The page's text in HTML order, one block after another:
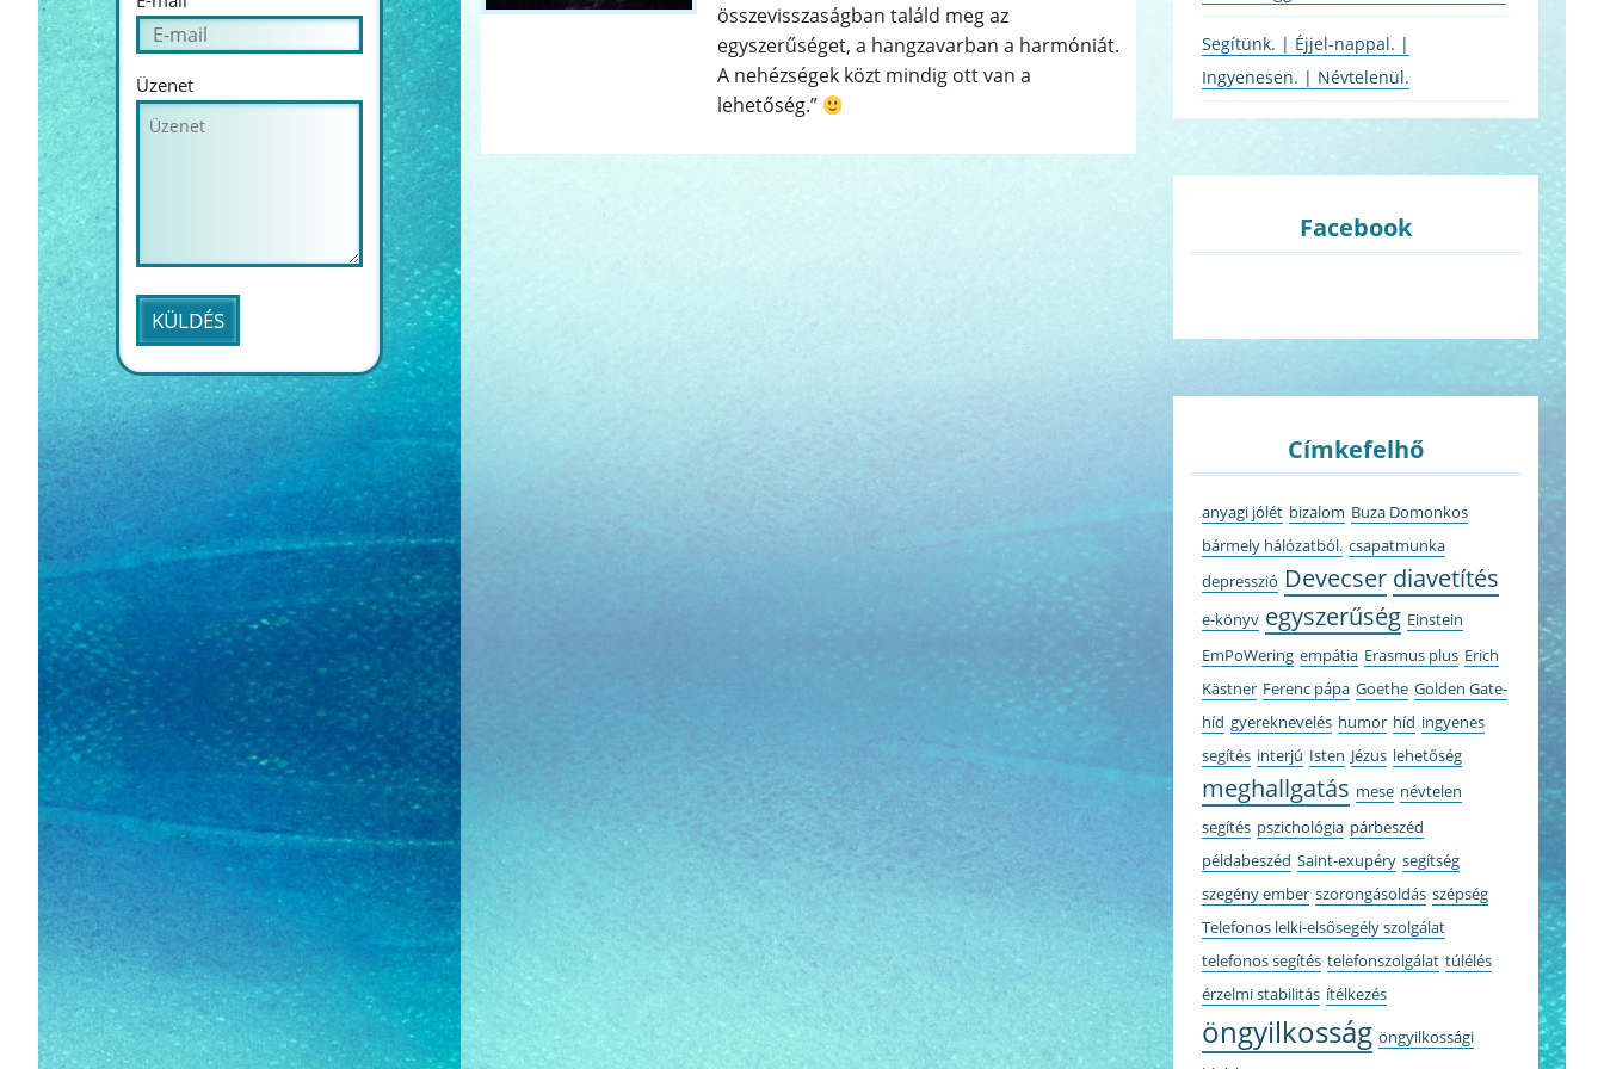
Üzenet
összevisszaságban találd meg az
egyszerűséget, a hangzavarban a harmóniát.
A nehézségek közt mindig ott van a
lehetőség.”
Segítünk. | Éjjel-nappal. |
Ingyenesen. | Névtelenül.
Facebook
Címkefelhő
anyagi jólét bizalom Buza Domonkos
bármely hálózatból. csapatmunka
depresszió Devecser diavetítés
e-könyv egyszerűség Einstein
EmPoWering empátia Erasmus plus Erich
Kästner Ferenc pápa Goethe Golden Gate-
híd gyereknevelés humor híd ingyenes
segítés interjú Isten Jézus lehetőség
meghallgatás mese névtelen
segítés pszichológia párbeszéd
példabeszéd Saint-exupéry segítség
szegény ember szorongásoldás szépség
Telefonos lelki-elsősegély szolgálat
telefonos segítés telefonszolgálat túlélés
érzelmi stabilitás ítélkezés
öngyilkosság öngyilkossági